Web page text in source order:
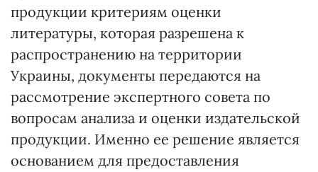
продукции критериям оценки
литературы, которая разрешена к
распространению на территории
Украины, документы передаются на
рассмотрение экспертного совета по
вопросам анализа и оценки издательской
продукции. Именно ее решение является
основанием для предоставления